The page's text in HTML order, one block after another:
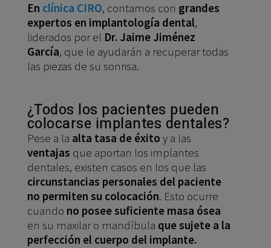
En clínica CIRO, contamos con grandes
expertos en implantología dental,
liderados por el Dr. Jaime Jiménez
García, que le ayudarán a recuperar todas
las piezas de su sonrisa.
¿Todos los pacientes pueden
colocarse implantes dentales?
Pese a la alta tasa de éxito y a las
ventajas que aportan los implantes
dentales, existen casos en los que las
circunstancias personales del paciente
no permiten su colocación. Esto ocurre
cuando no posee suficiente masa ósea
en su maxilar o mandíbula que sujete a la
perfección el cuerpo del implante.